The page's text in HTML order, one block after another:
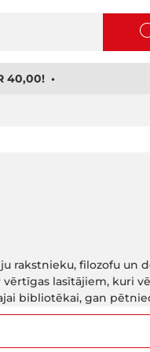
40,00! •
rakstnieku, filozofu un
lasītājiem, kuri
bibliotēkai, gan